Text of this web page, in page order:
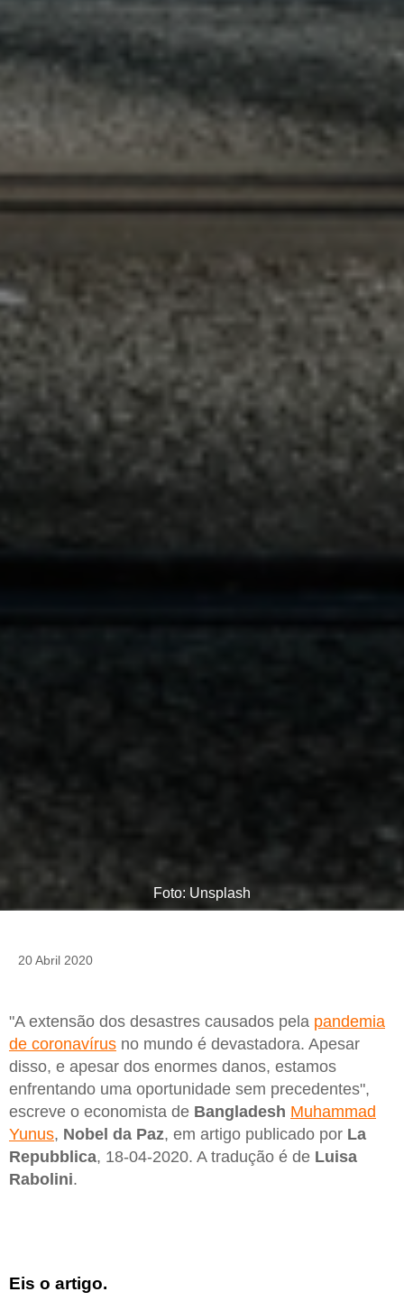
Foto: Unsplash
20 Abril 2020
"A extensão dos desastres causados pela pandemia
de coronavírus no mundo é devastadora. Apesar
disso, e apesar dos enormes danos, estamos
enfrentando uma oportunidade sem precedentes",
escreve o economista de Bangladesh Muhammad
Yunus, Nobel da Paz, em artigo publicado por La
Repubblica, 18-04-2020. A tradução é de Luisa
Rabolini.
Eis o artigo.